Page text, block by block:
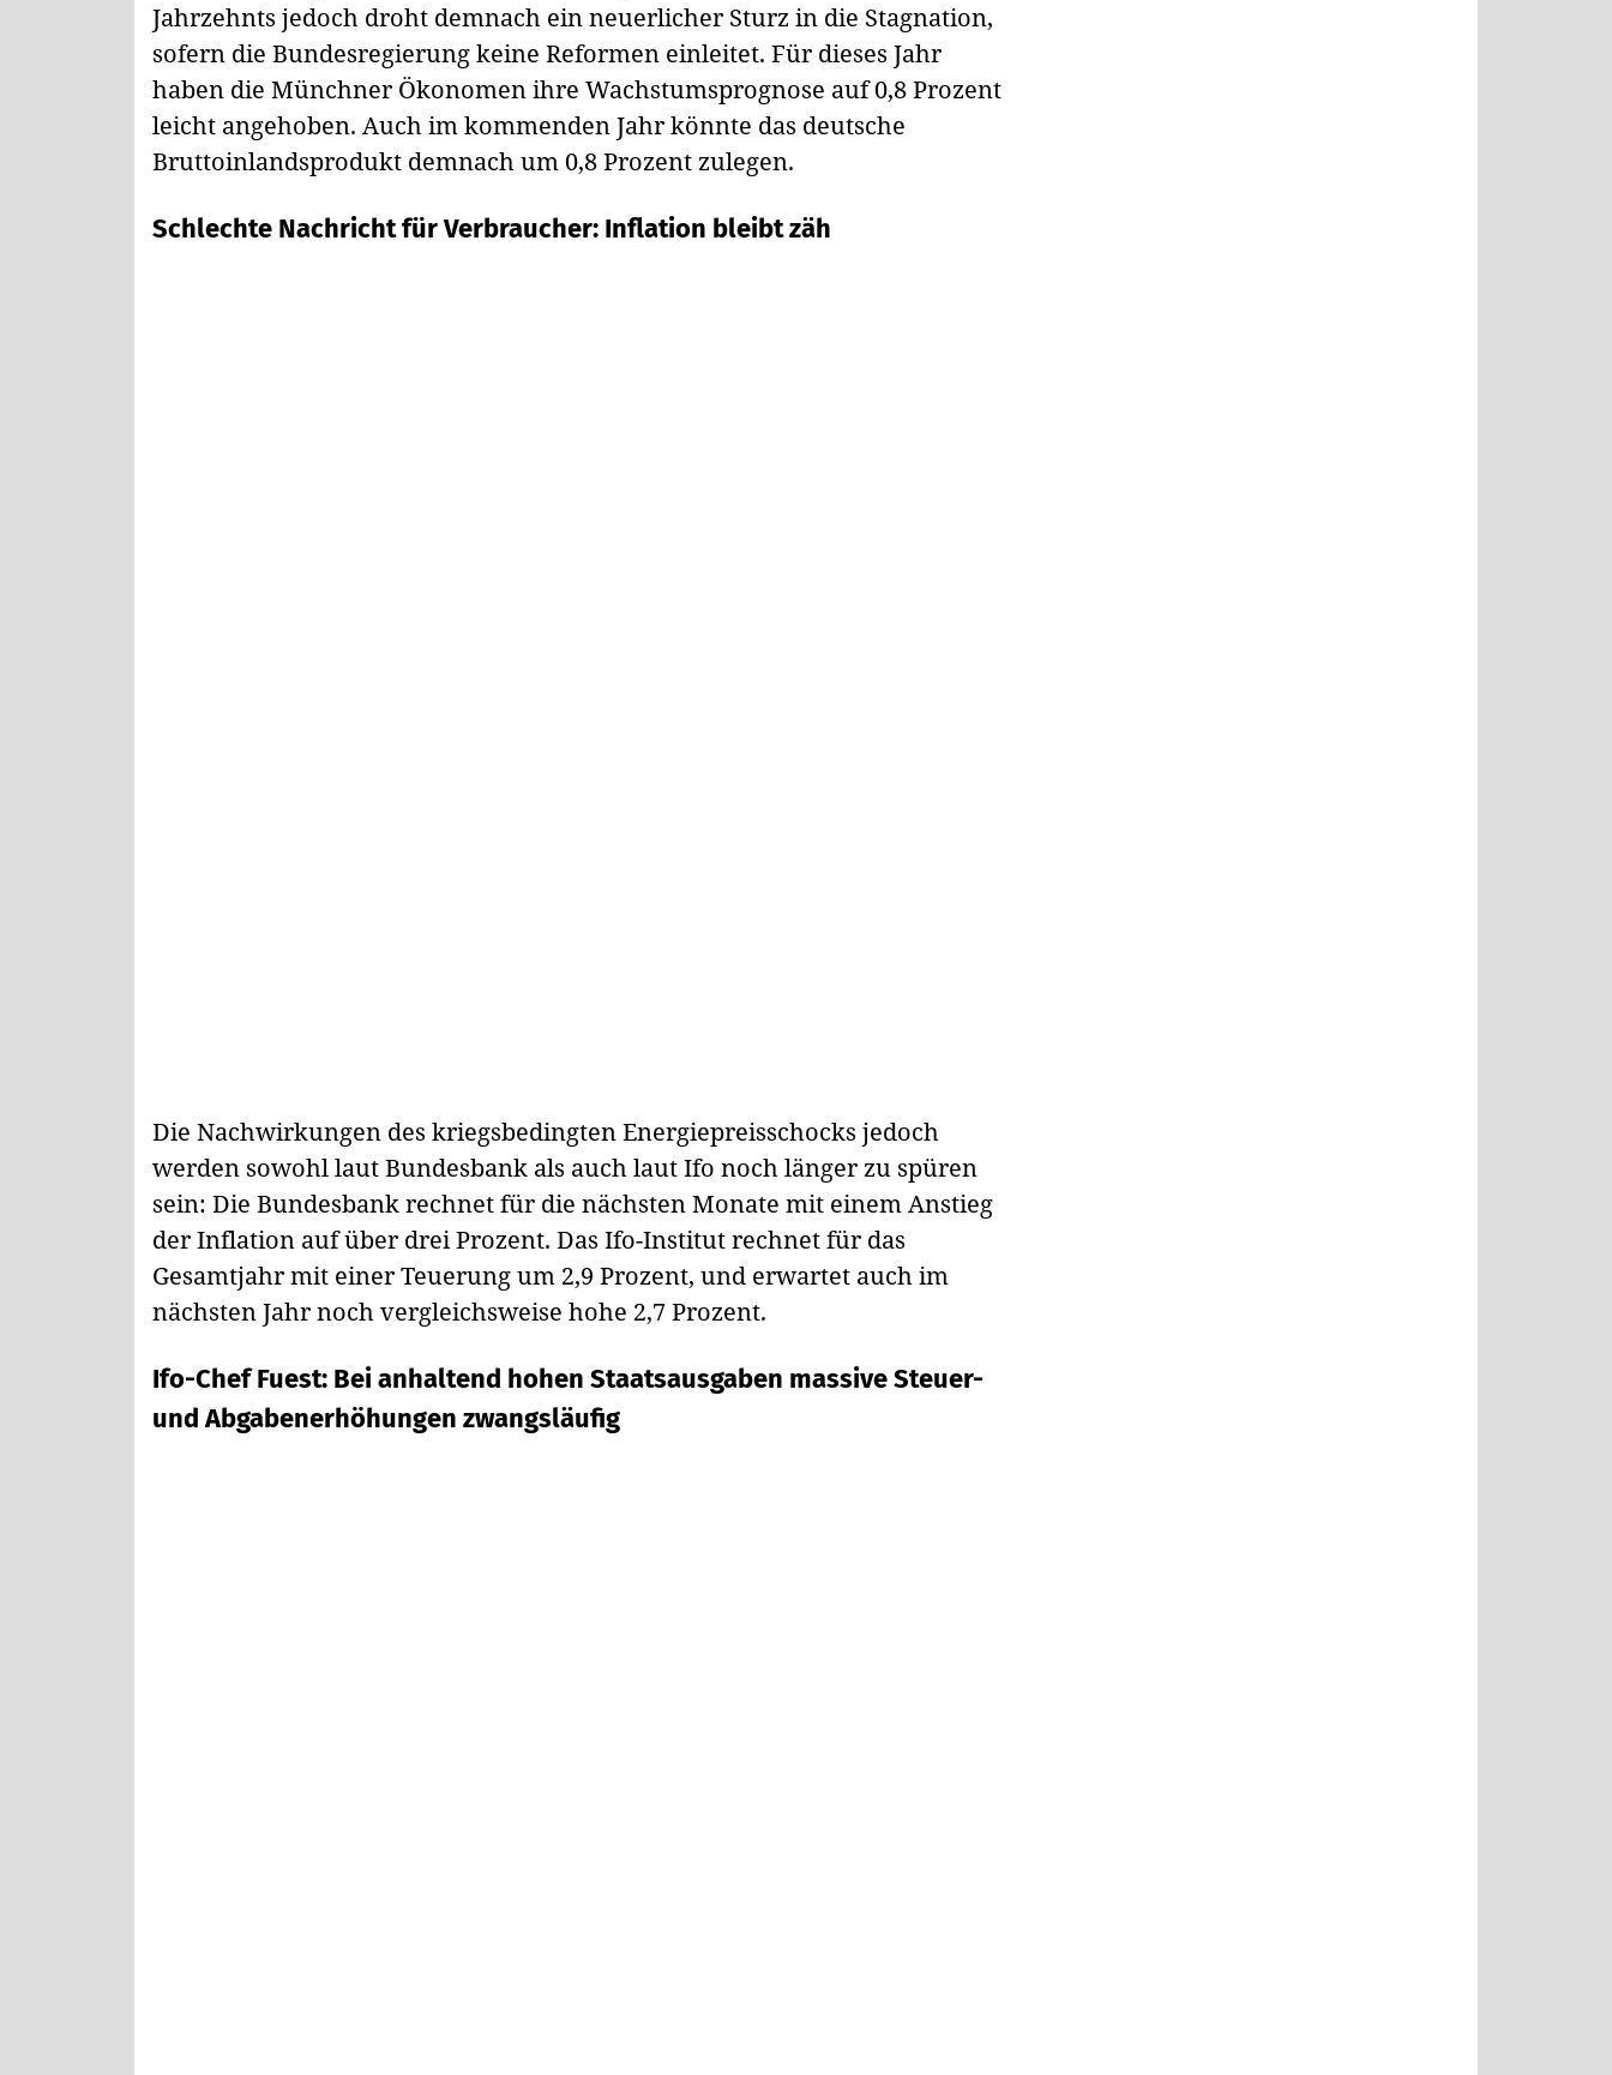
Jahrzehnts jedoch droht demnach ein neuerlicher Sturz in die Stagnation,
sofern die Bundesregierung keine Reformen einleitet. Für dieses Jahr
haben die Münchner Ökonomen ihre Wachstumsprognose auf 0,8 Prozent
leicht angehoben. Auch im kommenden Jahr könnte das deutsche
Bruttoinlandsprodukt demnach um 0,8 Prozent zulegen.
Schlechte Nachricht für Verbraucher: Inflation bleibt zäh
Die Nachwirkungen des kriegsbedingten Energiepreisschocks jedoch
werden sowohl laut Bundesbank als auch laut Ifo noch länger zu spüren
sein: Die Bundesbank rechnet für die nächsten Monate mit einem Anstieg
der Inflation auf über drei Prozent. Das Ifo-Institut rechnet für das
Gesamtjahr mit einer Teuerung um 2,9 Prozent, und erwartet auch im
nächsten Jahr noch vergleichsweise hohe 2,7 Prozent.
Ifo-Chef Fuest: Bei anhaltend hohen Staatsausgaben massive Steuer-
und Abgabenerhöhungen zwangsläufig